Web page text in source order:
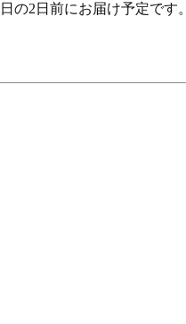
の2日前にお届け予定です。